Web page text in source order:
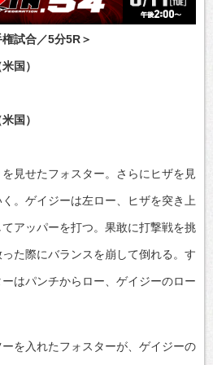
試合／5分5R＞
国）
国）
見せたフォスター。さらにヒザを見
。ゲイジーは左ロー、ヒザを突き上
アッパーを打つ。果敢に打撃戦を挑
た際にバランスを崩して倒れる。す
はパンチからロー、ゲイジーのロー
を入れたフォスターが、ゲイジーの